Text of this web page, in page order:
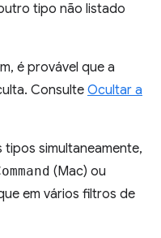
tipo não listado
é provável que a
ConsulteOcultar a
simultaneamente,
(Mac) ou
em vários filtros de